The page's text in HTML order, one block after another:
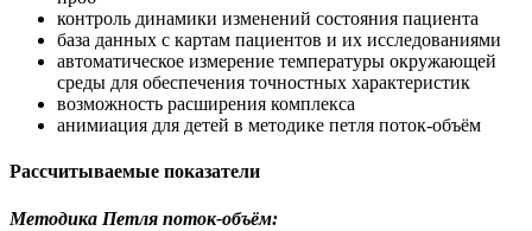
контроль динамики изменений состояния пациента
база данных с картам пациентов и их исследованиями
автоматическое измерение температуры окружающей
среды для обеспечения точностных характеристик
возможность расширения комплекса
анимиация для детей в методике петля поток-объём
Рассчитываемые показатели
Методика Петля поток-объём: